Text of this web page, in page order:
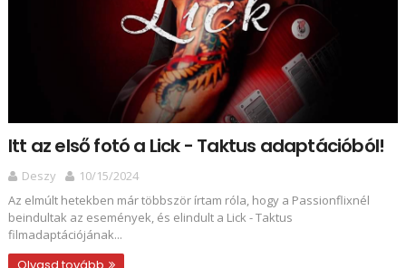
Itt az első fotó a Lick - Taktus adaptációból!
Deszy
10/15/2024
Az elmúlt hetekben már többször írtam róla, hogy a Passionflixnél
beindultak az események, és elindult a Lick - Taktus
filmadaptációjának...